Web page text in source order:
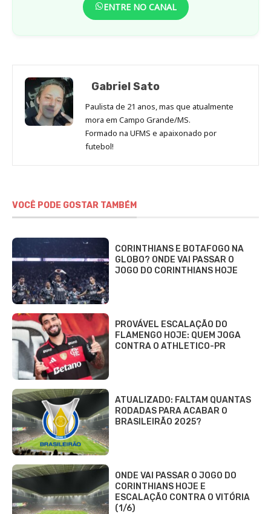
ENTRE NO CANAL
Gabriel Sato
Paulista de 21 anos, mas que atualmente
mora em Campo Grande/MS.
Formado na UFMS e apaixonado por
futebol!
VOCÊ PODE GOSTAR TAMBÉM
CORINTHIANS E BOTAFOGO NA
GLOBO? ONDE VAI PASSAR O
JOGO DO CORINTHIANS HOJE
PROVÁVEL ESCALAÇÃO DO
FLAMENGO HOJE: QUEM JOGA
CONTRA O ATHLETICO-PR
ATUALIZADO: FALTAM QUANTAS
RODADAS PARA ACABAR O
BRASILEIRÃO 2025?
ONDE VAI PASSAR O JOGO DO
CORINTHIANS HOJE E
ESCALAÇÃO CONTRA O VITÓRIA
(1/6)